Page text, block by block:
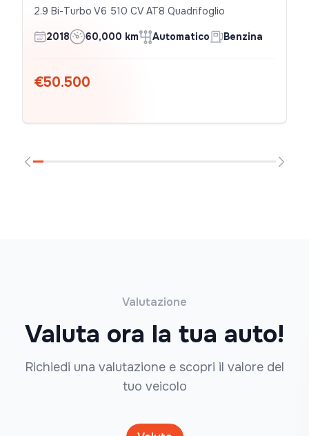
2.9 Bi-Turbo V6 510 CV AT8 Quadrifoglio
2018 60,000 km Automatico Benzina
€50.500
Valutazione
Valuta ora la tua auto!
Richiedi una valutazione e scopri il valore del
tuo veicolo